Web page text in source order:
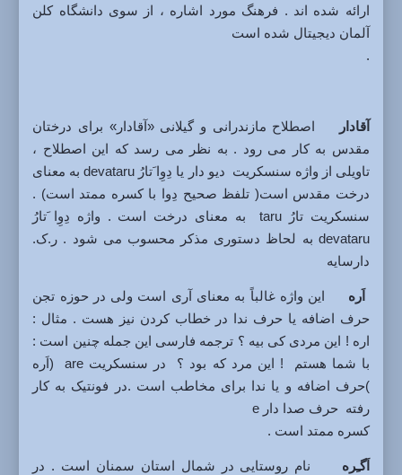
ارائه شده اند . فرهنگ مورد اشاره ، از سوی دانشگاه کلن
آلمان دیجیتال شده است
.
آقادار
اصطلاح مازندرانی و گیلانی «آقادار» برای درختان
مقدس به کار می رود . به نظر می رسد که این اصطلاح ،
تاویلی از واژه سنسکریت دیو دار یا دِوِا َتارُ devataru به معنای
درخت مقدس است( تلفظ صحیح دِوا با کسره ممتد است) .
سنسکریت تارُ taru به معنای درخت است . واژه دِوِا َتارُ
devataru به لحاظ دستوری مذکر محسوب می شود . ر.ک.
دارسایه
اَره
این واژه غالباً به معنای آری است ولی در حوزه تجن
حرف اضافه یا حرف ندا در خطاب کردن نیز هست . مثال :
اره ! این مردی کی بیه ؟ ترجمه فارسی این جمله چنین است :
با شما هستم ! این مرد که بود ؟ در سنسکریت are (اَره
)حرف اضافه و یا ندا برای مخاطب است .در فونتیک به کار
رفته حرف صدا دار e
کسره ممتد است .
اَگـِره نام روستایی در شمال استان سمنان است . در